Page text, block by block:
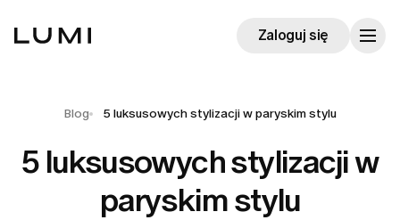
Zaloguj się
Blog 5 luksusowych stylizacji w paryskim stylu
5 luksusowych stylizacji w
paryskim stylu